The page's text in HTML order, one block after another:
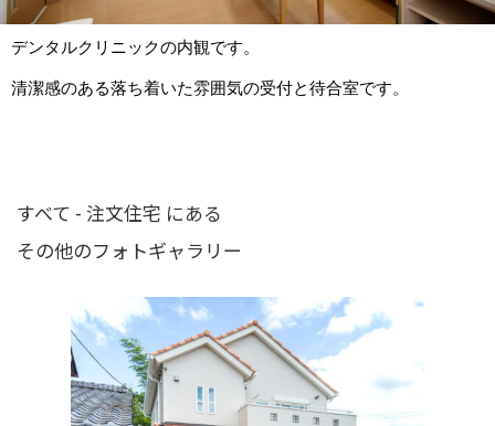
デンタルクリニックの内観です。
清潔感のある落ち着いた雰囲気の受付と待合室です。
すべて - 注文住宅 にある
その他のフォトギャラリー